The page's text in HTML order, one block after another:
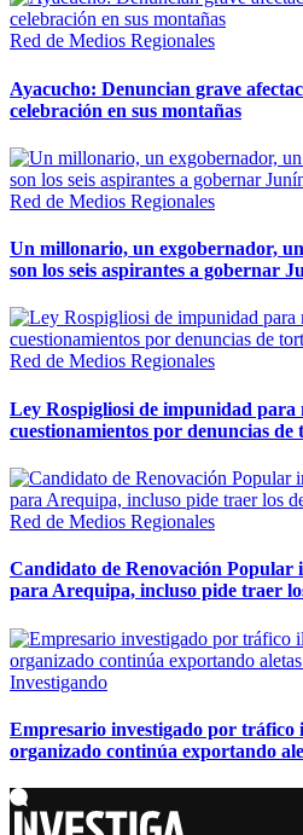
Red de Medios Regionales
Ayacucho: Denuncian grave
celebración en sus montañas
Red de Medios Regionales
Un millonario, un exgobernador,
son los seis aspirantes a gobernar
Red de Medios Regionales
Ley Rospigliosi de impunidad para
cuestionamientos por denuncias
Red de Medios Regionales
Candidato de Renovación Popular
para Arequipa, incluso pide traer
Investigando
Empresario investigado por tráfico
organizado continúa exportando